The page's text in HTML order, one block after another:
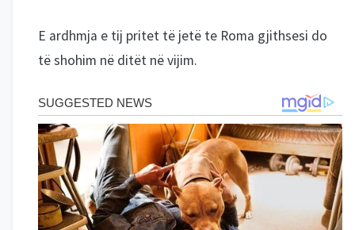
E ardhmja e tij pritet të jetë te Roma gjithsesi do
të shohim në ditët në vijim.